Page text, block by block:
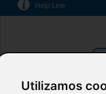
Utilizamos
Help Line